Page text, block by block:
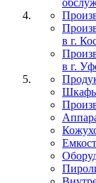
в г.
в г.
Шкафы